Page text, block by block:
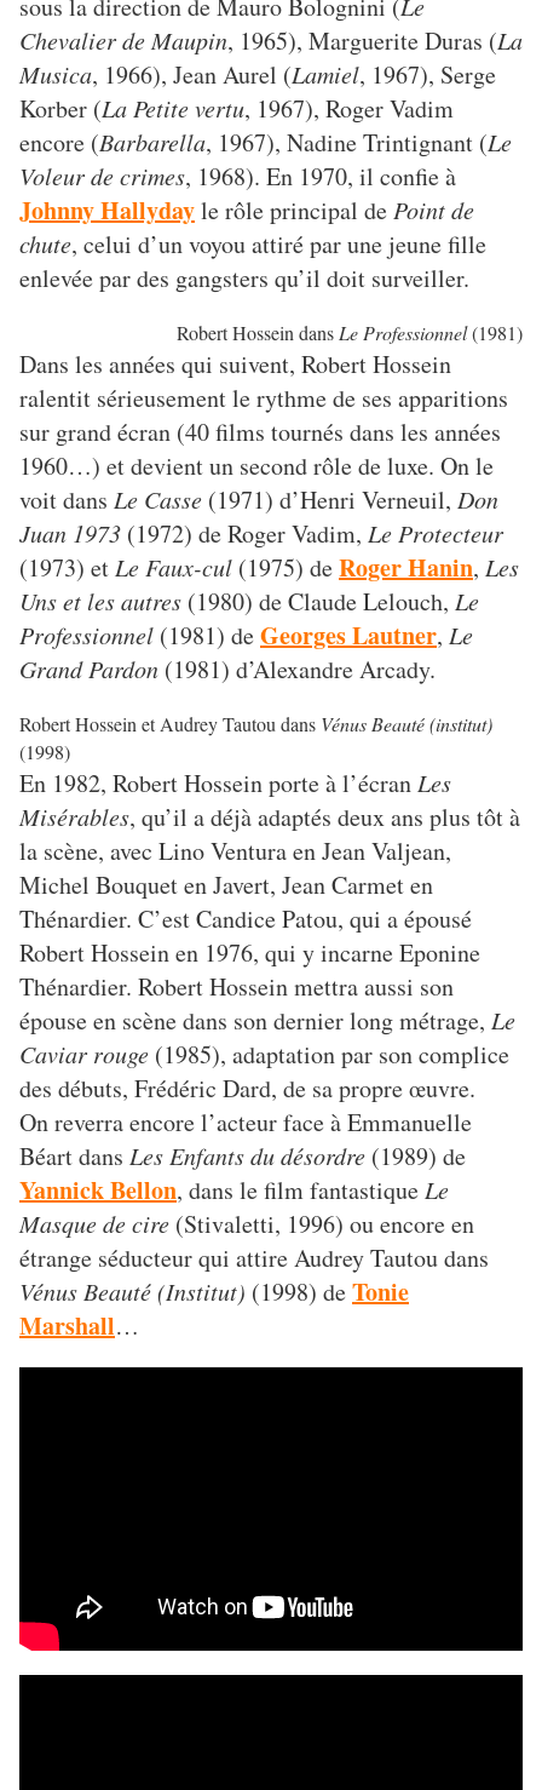
Chevalier de Maupin, 1965), Marguerite Duras (La
Musica, 1966), Jean Aurel (Lamiel, 1967), Serge
Korber (La Petite vertu, 1967), Roger Vadim
encore (Barbarella, 1967), Nadine Trintignant (Le
Voleur de crimes, 1968). En 1970, il confie à
Johnny Hallydayle rôle principal de Point de
chute, celui d’un voyou attiré par une jeune fille
enlevée par des gangsters qu’il doit surveiller.
Robert Hossein dans Le Professionnel(1981)
Dans les années qui suivent, Robert Hossein
ralentit sérieusement le rythme de ses apparitions
sur grand écran (40 films tournés dans les années
1960…) et devient un second rôle de luxe. On le
voit dans Le Casse (1971) d’Henri Verneuil, Don
Juan 1973 (1972) de Roger Vadim, Le Protecteur
(1973) et Le Faux-cul (1975) deRoger Hanin, Les
Uns et les autres (1980) de Claude Lelouch, Le
Professionnel (1981) deGeorges Lautner, Le
Grand Pardon (1981) d’Alexandre Arcady.
Robert Hossein et Audrey Tautou dans Vénus Beauté (institut)
(1998)
En 1982, Robert Hossein porte à l’écran Les
Misérables, qu’il a déjà adaptés deux ans plus tôt à
la scène, avec Lino Ventura en Jean Valjean,
Michel Bouquet en Javert, Jean Carmet en
Thénardier. C’est Candice Patou, qui a épousé
Robert Hossein en 1976, qui y incarne Eponine
Thénardier. Robert Hossein mettra aussi son
épouse en scène dans son dernier long métrage, Le
Caviar rouge (1985), adaptation par son complice
des débuts, Frédéric Dard, de sa propre œuvre.
On reverra encore l’acteur face à Emmanuelle
Béart dans Les Enfants du désordre (1989) de
Yannick Bellon, dans le film fantastique Le
Masque de cire (Stivaletti, 1996) ou encore en
étrange séducteur qui attire Audrey Tautou dans
Vénus Beauté (Institut) (1998) deTonie
Marshall…